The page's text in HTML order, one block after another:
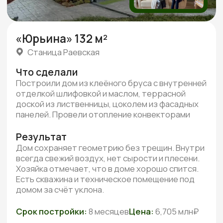
Реальные видео-отзывы
от наших клиентов
Всего
3 минуты